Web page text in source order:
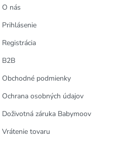
O nás
Prihlásenie
Registrácia
B2B
Obchodné podmienky
Ochrana osobných údajov
Doživotná záruka Babymoov
Vrátenie tovaru